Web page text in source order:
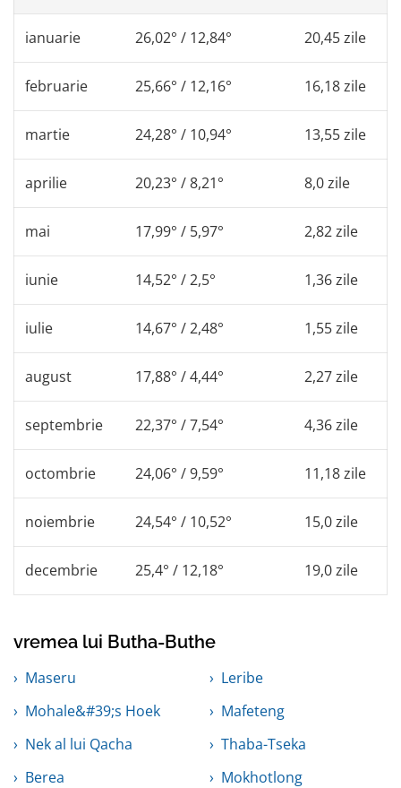
ianuarie 26,02° / 12,84° 20,45 zile
februarie 25,66° / 12,16° 16,18 zile
martie 24,28° / 10,94° 13,55 zile
aprilie 20,23° / 8,21° 8,0 zile
mai 17,99° / 5,97° 2,82 zile
iunie 14,52° / 2,5° 1,36 zile
iulie 14,67° / 2,48° 1,55 zile
august 17,88° / 4,44° 2,27 zile
septembrie 22,37° / 7,54° 4,36 zile
octombrie 24,06° / 9,59° 11,18 zile
noiembrie 24,54° / 10,52° 15,0 zile
decembrie 25,4° / 12,18° 19,0 zile
vremea lui Butha-Buthe
Maseru
Leribe
Mohale&#39;s Hoek
Mafeteng
Nek al lui Qacha
Thaba-Tseka
Berea
Mokhotlong